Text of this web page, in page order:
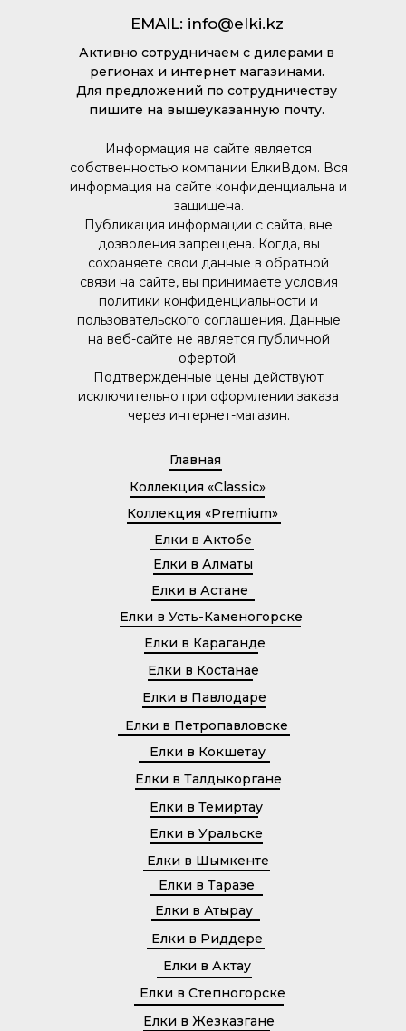
Информация на сайте является
собственностью компании ЕлкиВдом. Вся
информация на сайте конфиденциальна и
защищена.
Публикация информации с сайта, вне
дозволения запрещена. Когда, вы
сохраняете свои данные в обратной
связи на сайте, вы принимаете условия
политики конфиденциальности и
пользовательского соглашения. Данные
на веб-сайте не является публичной
офертой.
Подтвержденные цены действуют
исключительно при оформлении заказа
через интернет-магазин.
Главная
Коллекция «Classic»
EMAIL: info@elki.kz
Активно сотрудничаем с дилерами в
регионах и интернет магазинами.
Для предложений по сотрудничеству
пишите на вышеуказанную почту.
Коллекция «Premium»
Елки в Алматы
Елки в Астане
Елки в Усть-Каменогорске
Елки в Костанае
Елки в Караганде
Елки в Таразе
Елки в Петропавловске
Елки в Павлодаре
Елки в Шымкенте
Елки в Талдыкоргане
Елки в Атырау
Елки в Кокшетау
Елки в Темиртау
Елки в Уральске
Елки в Актобе
Елки в Актау
Елки в Риддере
Елки в Степногорске
Елки в Жезказгане